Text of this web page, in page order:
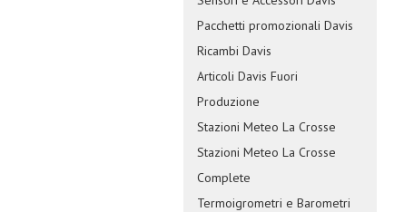
Pacchetti promozionali Davis
Ricambi Davis
Articoli Davis Fuori
Produzione
Stazioni Meteo La Crosse
Stazioni Meteo La Crosse
Complete
Termoigrometri e Barometri